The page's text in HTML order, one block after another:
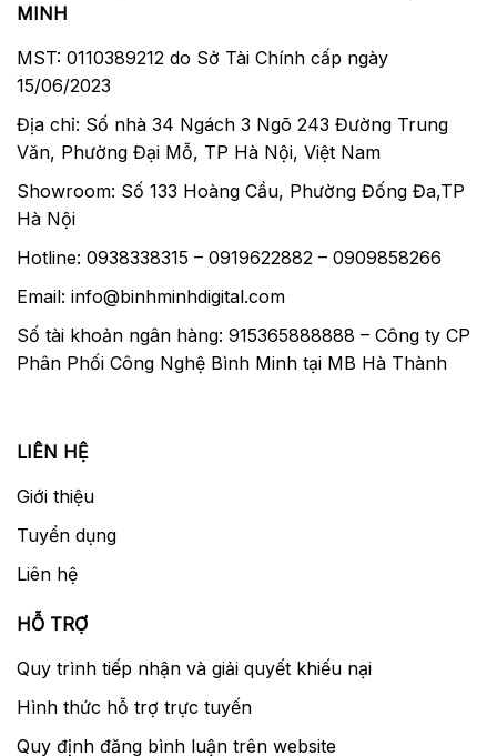
MINH
MST: 0110389212 do Sở Tài Chính cấp ngày
15/06/2023
Địa chỉ: Số nhà 34 Ngách 3 Ngõ 243 Đường Trung
Văn, Phường Đại Mỗ, TP Hà Nội, Việt Nam
Showroom: Số 133 Hoàng Cầu, Phường Đống Đa,TP
Hà Nội
Hotline: 0938338315 – 0919622882 – 0909858266
Email: info@binhminhdigital.com
Số tài khoản ngân hàng: 915365888888 – Công ty CP
Phân Phối Công Nghệ Bình Minh tại MB Hà Thành
LIÊN HỆ
Giới thiệu
Tuyển dụng
Liên hệ
HỖ TRỢ
Quy trình tiếp nhận và giải quyết khiếu nại
Hình thức hỗ trợ trực tuyến
Quy định đăng bình luận trên website